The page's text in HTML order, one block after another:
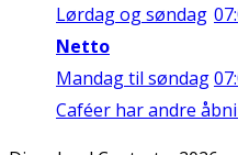
Lørdag og søndag
Netto
Mandag til søndag
Caféer har andre